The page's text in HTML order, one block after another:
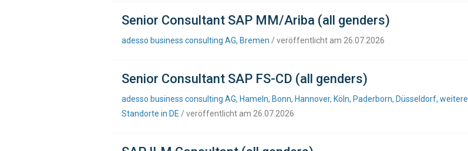
Senior Consultant SAP MM/Ariba (all genders)
adesso business consulting AG, Bremen / veröffentlicht am 26.07.2026
Senior Consultant SAP FS-CD (all genders)
adesso business consulting AG, Hameln, Bonn, Hannover, Köln, Paderborn, Düsseldorf, weitere
Standorte in DE / veröffentlicht am 26.07.2026